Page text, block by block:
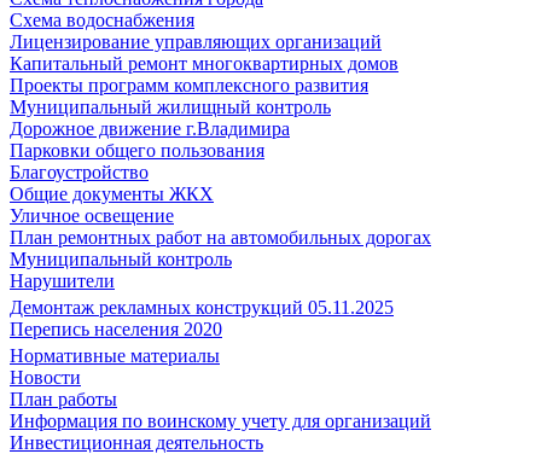
Схема водоснабжения
Лицензирование управляющих организаций
Капитальный ремонт многоквартирных домов
Проекты программ комплексного развития
Муниципальный жилищный контроль
Дорожное движение г.Владимира
Парковки общего пользования
Благоустройство
Общие документы ЖКХ
Уличное освещение
План ремонтных работ на автомобильных дорогах
Муниципальный контроль
Нарушители
Демонтаж рекламных конструкций 05.11.2025
Перепись населения 2020
Нормативные материалы
Новости
План работы
Информация по воинскому учету для организаций
Инвестиционная деятельность